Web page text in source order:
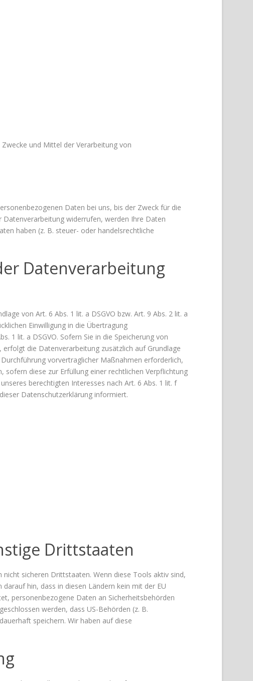
und Mittel der Verarbeitung von
Daten bei uns, bis der Zweck für die
widerrufen, werden Ihre Daten
haben (z. B. steuer- oder handelsrechtliche
Datenverarbeitung
von Art. 6 Abs. 1 lit. a DSGVO bzw. Art. 9 Abs. 2 lit. a
Einwilligung in die Übertragung
1 lit. a DSGVO. Sofern Sie in die Speicherung von
die Datenverarbeitung zusätzlich auf Grundlage
vorvertraglicher Maßnahmen erforderlich,
sofern diese zur Erfüllung einer rechtlichen Verpflichtung
berechtigten Interesses nach Art. 6 Abs. 1 lit. f
Datenschutzerklärung informiert.
Drittstaaten
sicheren Drittstaaten. Wenn diese Tools aktiv sind,
hin, dass in diesen Ländern kein mit der EU
personenbezogene Daten an Sicherheitsbehörden
werden, dass US-Behörden (z. B.
speichern. Wir haben auf diese